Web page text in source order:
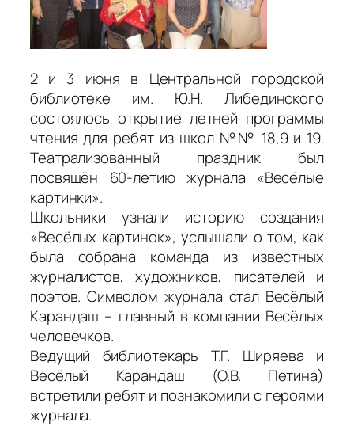
2 и 3 июня в Центральной городской
библиотеке им. Ю.Н. Либединского
состоялось открытие летней программы
чтения для ребят из школ №№ 18,9 и 19.
Театрализованный праздник был
посвящён 60-летию журнала «Весёлые
картинки».
Школьники узнали историю создания
«Весёлых картинок», услышали о том, как
была собрана команда из известных
журналистов, художников, писателей и
поэтов. Символом журнала стал Весёлый
Карандаш – главный в компании Весёлых
человечков.
Ведущий библиотекарь Т.Г. Ширяева и
Весёлый Карандаш (О.В. Петина)
встретили ребят и познакомили с героями
журнала.